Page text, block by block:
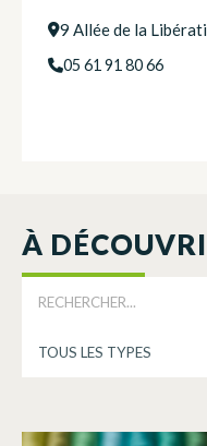
9 Allée de la
05 61 91 80 66
À